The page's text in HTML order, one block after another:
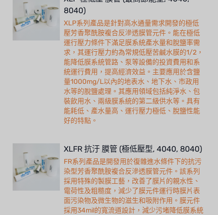
8040)
XLP系列產品是針對高水通量需求開發的極低
壓芳香聚酰胺複合反滲透膜管元件。能在極低
運行壓力條件下滿足膜系統產水量和脫鹽率需
求，其運行壓力約為常規低壓苦鹹水膜的1/2，
能降低膜系統管路、泵等設備的投資費用和系
統運行費用，提高經濟效益。主要應用於含鹽
量1000mg/L以內的地表水、地下水、市政用
水等的脫鹽處理。其應用領域包括純淨水、包
裝飲用水、兩級膜系統的第二級供水等。具有
能耗低、產水量高、運行壓力極低、脫鹽性能
好的特點。
XLFR 抗汙 膜管 (極低壓型, 4040, 8040)
FR系列產品是開發用於復雜進水條件下的抗污
染型芳香聚酰胺複合反滲透膜管元件。該系列
採用特殊的製膜工藝，改善了膜片的親水性、
電荷性及粗糙度，減少了膜元件運行時膜片表
面污染物及微生物的滋生和吸附作用。膜元件
採用34mil的寬流道設計，減少污堵降低膜系統